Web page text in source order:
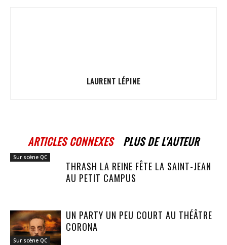
LAURENT LÉPINE
ARTICLES CONNEXES PLUS DE L'AUTEUR
Sur scène QC
THRASH LA REINE FÊTE LA SAINT-JEAN
AU PETIT CAMPUS
Sur scène QC
UN PARTY UN PEU COURT AU THÉÂTRE
CORONA